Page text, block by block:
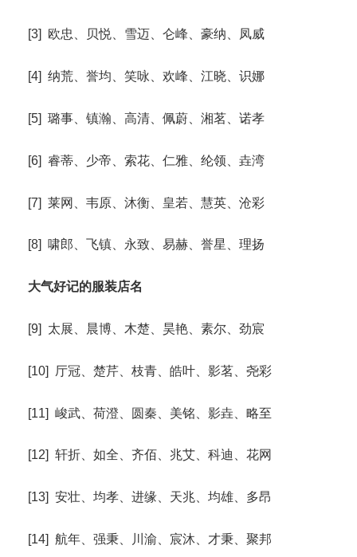
[3] 欧忠、贝悦、雪迈、仑峰、豪纳、凤威
[4] 纳荒、誉均、笑咏、欢峰、江晓、识娜
[5] 璐事、镇瀚、高清、佩蔚、湘茗、诺孝
[6] 睿蒂、少帝、索花、仁雅、纶领、垚湾
[7] 莱网、韦原、沐衡、皇若、慧英、沧彩
[8] 啸郎、飞镇、永致、易赫、誉星、理扬
大气好记的服装店名
[9] 太展、晨博、木楚、昊艳、素尔、劲宸
[10] 厅冠、楚芹、枝青、皓叶、影茗、尧彩
[11] 峻武、荷澄、圆秦、美铭、影垚、略至
[12] 轩折、如全、齐佰、兆艾、科迪、花网
[13] 安壮、均孝、进缘、天兆、均雄、多昂
[14] 航年、强秉、川渝、宸沐、才秉、聚邦